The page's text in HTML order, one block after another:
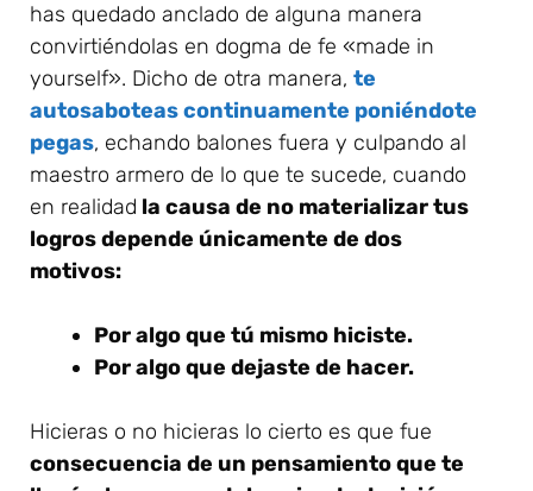
has quedado anclado de alguna manera
convirtiéndolas en dogma de fe «made in
yourself». Dicho de otra manera, te
autosaboteas continuamente poniéndote
pegas, echando balones fuera y culpando al
maestro armero de lo que te sucede, cuando
en realidad la causa de no materializar tus
logros depende únicamente de dos
motivos:
Por algo que tú mismo hiciste.
Por algo que dejaste de hacer.
Hicieras o no hicieras lo cierto es que fue
consecuencia de un pensamiento que te